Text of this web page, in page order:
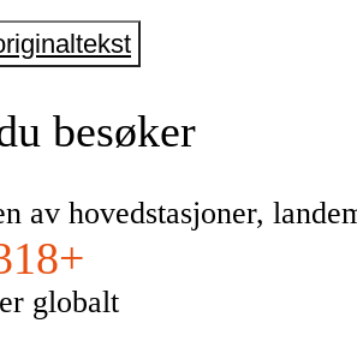
besøker
av hovedstasjoner,
globalt